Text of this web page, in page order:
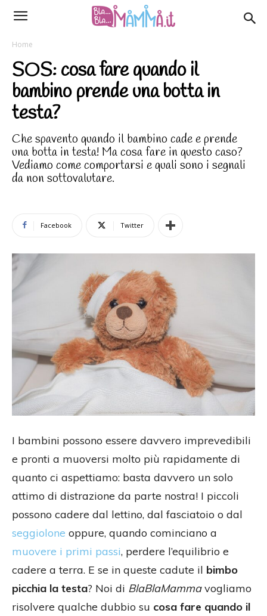
Home
SOS: cosa fare quando il
bambino prende una botta in
testa?
Che spavento quando il bambino cade e prende
una botta in testa! Ma cosa fare in questo caso?
Vediamo come comportarsi e quali sono i segnali
da non sottovalutare.
Facebook Twitter
I bambini possono essere davvero imprevedibili
e pronti a muoversi molto più rapidamente di
quanto ci aspettiamo: basta davvero un solo
attimo di distrazione da parte nostra! I piccoli
possono cadere dal lettino, dal fasciatoio o dal
seggiolone oppure, quando cominciano a
muovere i primi passi, perdere l’equilibrio e
cadere a terra. E se in queste cadute il bimbo
picchia la testa? Noi di BlaBlaMammavogliamo
risolvere qualche dubbio su cosa fare quando il